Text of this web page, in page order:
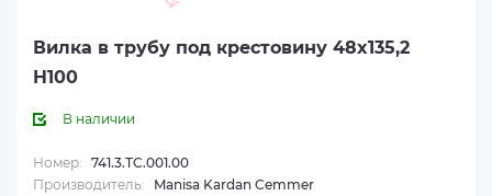
Вилка в трубу под крестовину 48x135,2
H100
В наличии
Номер: 741.3.TC.001.00
Производитель:
Manisa Kardan Cemmer